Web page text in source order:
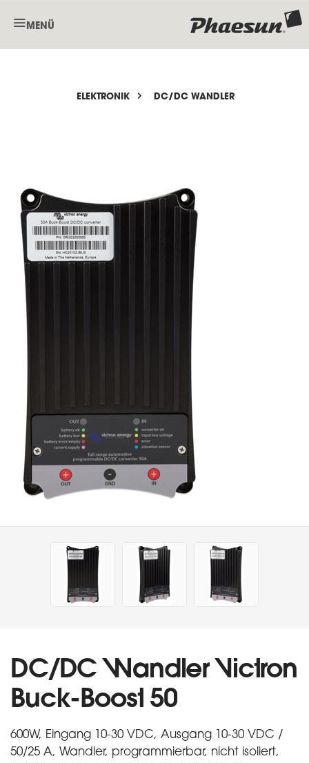
MENÜ
ELEKTRONIK DC/DC WANDLER
DC/DC Wandler Victron
Buck-Boost 50
600W, Eingang 10-30 VDC, Ausgang 10-30 VDC /
50/25 A, Wandler, programmierbar, nicht isoliert,